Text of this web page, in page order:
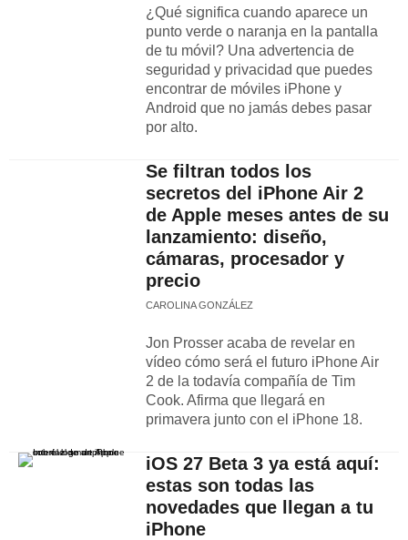
¿Qué significa cuando aparece un
punto verde o naranja en la pantalla
de tu móvil? Una advertencia de
seguridad y privacidad que puedes
encontrar de móviles iPhone y
Android que no jamás debes pasar
por alto.
Se filtran todos los
secretos del iPhone Air 2
de Apple meses antes de su
lanzamiento: diseño,
cámaras, procesador y
precio
CAROLINA GONZÁLEZ
Jon Prosser acaba de revelar en
vídeo cómo será el futuro iPhone Air
2 de la todavía compañía de Tim
Cook. Afirma que llegará en
primavera junto con el iPhone 18.
iOS 27 Beta 3 ya está aquí:
estas son todas las
novedades que llegan a tu
iPhone